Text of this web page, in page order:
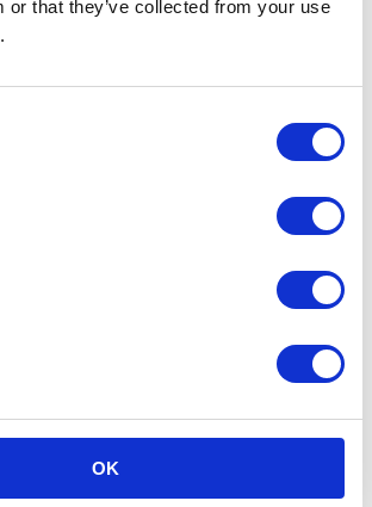
or that they’ve collected from your use
OK
ozývá hodnoty vaší značky a
a uvědomělému životnímu stylu.
s
stůjte v čele udržitelnosti. Jednejte
o kvalitě a péči.
2023